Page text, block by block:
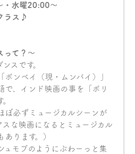
・水曜20:00〜
ラス♪
って？〜
スです。
ボンベイ（現・ムンバイ）」
で、インド映画の事を「ボリ
ぼ必ずミュージカルシーンが
スな映画になるとミュージカル
ります。）
ュモブのようにぶわーっと集